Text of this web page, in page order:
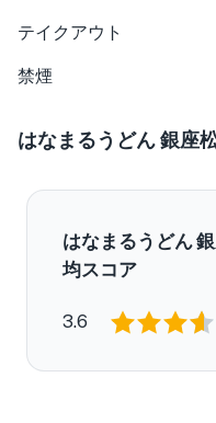
テイクアウト
禁煙
はなまるうどん 銀座
はなまるうどん
均スコア
3.6